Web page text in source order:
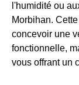
l'humidité ou
Morbihan.
concevoir une
fonctionnelle,
vous offrant un